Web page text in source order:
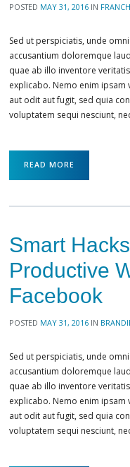
POSTED MAY 31, 2016 IN
Sed ut perspiciatis, unde
accusantium doloremque
quae ab illo inventore
explicabo. Nemo enim
aut odit aut fugit, sed quia
voluptatem sequi nesciunt,
READ MORE
Smart
Productive
Facebook
POSTED MAY 31, 2016 IN
Sed ut perspiciatis, unde
accusantium doloremque
quae ab illo inventore
explicabo. Nemo enim
aut odit aut fugit, sed quia
voluptatem sequi nesciunt,